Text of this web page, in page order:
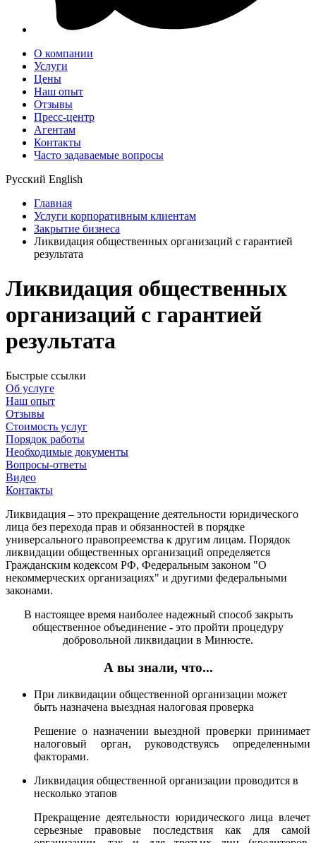
О компании
Услуги
Цены
Наш опыт
Отзывы
Пресс-центр
Агентам
Контакты
Часто задаваемые вопросы
Русский English
Главная
Услуги корпоративным клиентам
Закрытие бизнеса
Ликвидация общественных организаций с гарантией
результата
Ликвидация общественных
организаций с гарантией
результата
Быстрые ссылки
Об услуге
Наш опыт
Отзывы
Стоимость услуг
Порядок работы
Необходимые документы
Вопросы-ответы
Видео
Контакты
Ликвидация – это прекращение деятельности юридического
лица без перехода прав и обязанностей в порядке
универсального правопреемства к другим лицам. Порядок
ликвидации общественных организаций определяется
Гражданским кодексом РФ, Федеральным законом "О
некоммерческих организациях" и другими федеральными
законами.
В настоящее время наиболее надежный способ закрыть
общественное объединение - это пройти процедуру
добровольной ликвидации в Минюсте.
А вы знали, что...
При ликвидации общественной организации может
быть назначена выездная налоговая проверка
Решение о назначении выездной проверки принимает
налоговый орган, руководствуясь определенными
факторами.
Ликвидация общественной организации проводится в
несколько этапов
Прекращение деятельности юридического лица влечет
серьезные правовые последствия как для самой